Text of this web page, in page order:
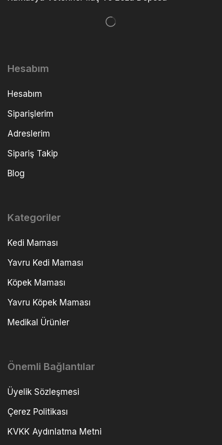
Hesabım
Hesabım
Siparişlerim
Adreslerim
Sipariş Takip
Blog
Kategoriler
Kedi Maması
Yavru Kedi Maması
Köpek Maması
Yavru Köpek Maması
Medikal Ürünler
Önemli Bağlantılar
Üyelik Sözleşmesi
Çerez Politikası
KVKK Aydınlatma Metni